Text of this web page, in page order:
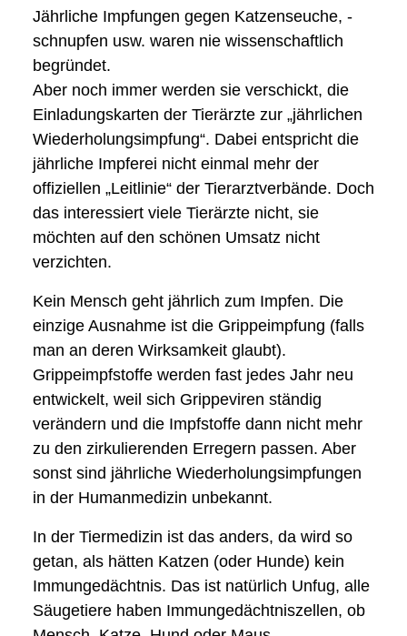
Jährliche Impfungen gegen Katzenseuche, -
schnupfen usw. waren nie wissenschaftlich
begründet.
Aber noch immer werden sie verschickt, die
Einladungskarten der Tierärzte zur „jährlichen
Wiederholungsimpfung“. Dabei entspricht die
jährliche Impferei nicht einmal mehr der
offiziellen „Leitlinie“ der Tierarztverbände. Doch
das interessiert viele Tierärzte nicht, sie
möchten auf den schönen Umsatz nicht
verzichten.
Kein Mensch geht jährlich zum Impfen. Die
einzige Ausnahme ist die Grippeimpfung (falls
man an deren Wirksamkeit glaubt).
Grippeimpfstoffe werden fast jedes Jahr neu
entwickelt, weil sich Grippeviren ständig
verändern und die Impfstoffe dann nicht mehr
zu den zirkulierenden Erregern passen. Aber
sonst sind jährliche Wiederholungsimpfungen
in der Humanmedizin unbekannt.
In der Tiermedizin ist das anders, da wird so
getan, als hätten Katzen (oder Hunde) kein
Immungedächtnis. Das ist natürlich Unfug, alle
Säugetiere haben Immungedächtniszellen, ob